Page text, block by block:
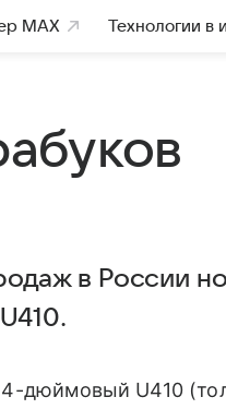
MAX Технологии в
в России
дюймовый U410